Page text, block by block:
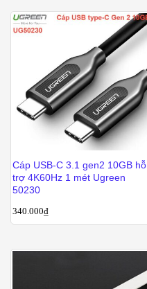
Cáp USB-C 3.1 gen2 10GB hỗ
trợ 4K60Hz 1 mét Ugreen
50230
340.000₫